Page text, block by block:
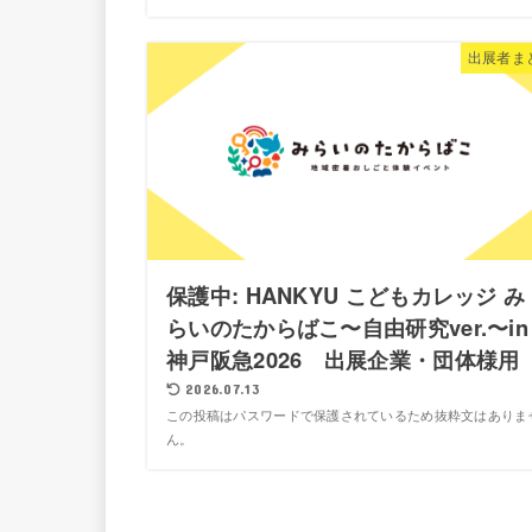
出展者ま
保護中: HANKYU こどもカレッジ み
らいのたからばこ〜自由研究ver.〜in
神戸阪急2026 出展企業・団体様用
2026.07.13
この投稿はパスワードで保護されているため抜粋文はありま
ん。